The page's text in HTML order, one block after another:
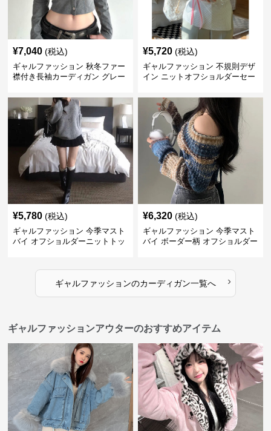
¥7,040 (税込)
ギャルファッション 秋冬ファー
襟付き長袖カーディガン グレー
¥5,720 (税込)
ギャルファッション 不規則デザ
イン ニットオフショルダーセー
¥5,780 (税込)
ギャルファッション 今季マスト
バイ オフショルダーニットトッ
¥6,320 (税込)
ギャルファッション 今季マスト
バイ ボーダー柄 オフショルダー
ギャルファッションのカーディガン一覧へ ›
ギャルファッションアウターのおすすめアイテム